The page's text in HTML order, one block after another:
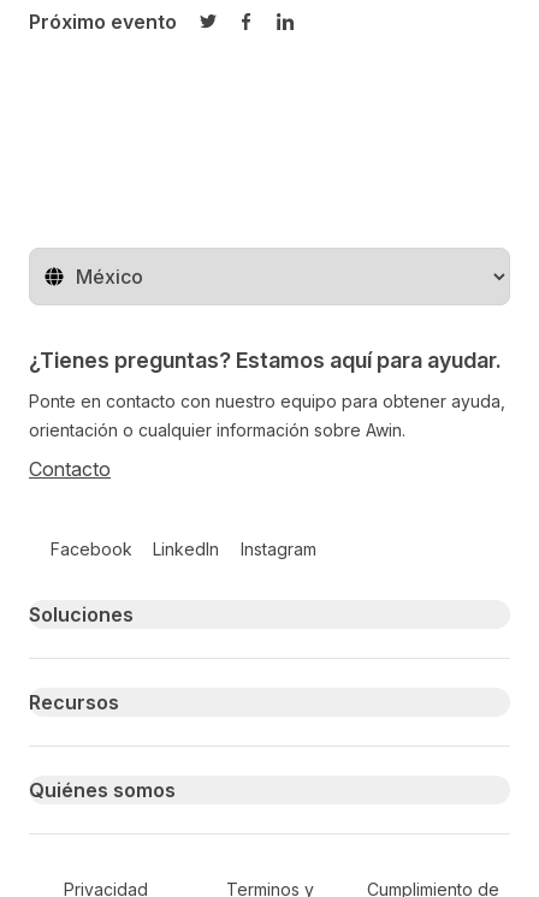
Próximo evento
Compartir en Twitter
Compartir en Facebook
Compartir en LinkedIn
Cambiar de región
¿Tienes preguntas? Estamos aquí para ayudar.
Ponte en contacto con nuestro equipo para obtener ayuda,
orientación o cualquier información sobre Awin.
Contacto
Facebook LinkedIn Instagram
Primary footer navigation
Soluciones
Recursos
Quiénes somos
Secondary Footer Navigation
Privacidad Terminos y Cumplimiento de